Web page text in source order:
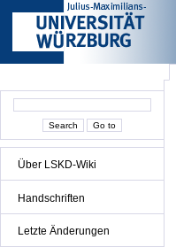
Über LSKD-Wiki
Handschriften
Letzte Änderungen